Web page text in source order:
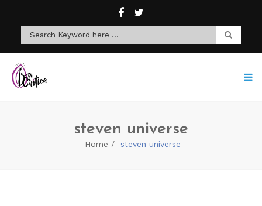
steven universe
Home steven universe